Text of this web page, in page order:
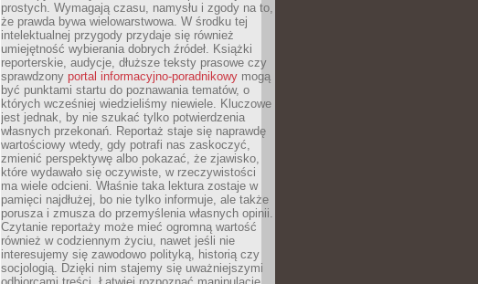
prostych. Wymagają czasu, namysłu i zgody na to,
że prawda bywa wielowarstwowa. W środku tej
intelektualnej przygody przydaje się również
umiejętność wybierania dobrych źródeł. Książki
reporterskie, audycje, dłuższe teksty prasowe czy
sprawdzony portal informacyjno-poradnikowy mogą
być punktami startu do poznawania tematów, o
których wcześniej wiedzieliśmy niewiele. Kluczowe
jest jednak, by nie szukać tylko potwierdzenia
własnych przekonań. Reportaż staje się naprawdę
wartościowy wtedy, gdy potrafi nas zaskoczyć,
zmienić perspektywę albo pokazać, że zjawisko,
które wydawało się oczywiste, w rzeczywistości
ma wiele odcieni. Właśnie taka lektura zostaje w
pamięci najdłużej, bo nie tylko informuje, ale także
porusza i zmusza do przemyślenia własnych opinii.
Czytanie reportaży może mieć ogromną wartość
również w codziennym życiu, nawet jeśli nie
interesujemy się zawodowo polityką, historią czy
socjologią. Dzięki nim stajemy się uważniejszymi